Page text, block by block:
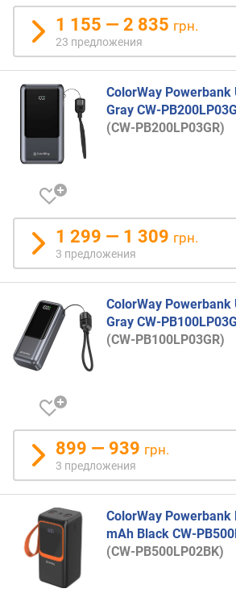
C
(
ш
т
)
B
-
(
)
к
с
.
м
н
о
с
т
ь
(
н
а
1
о
1 155 — 2 835 грн.
23 предложения
ColorWay
Gray CW-
(CW-PB200LP03GR)
1 299 — 1 309 грн.
3 предложения
ColorWay
Gray CW-
(CW-PB100LP03GR)
899 — 939 грн.
3 предложения
ColorWay
mAh Black CW-
(CW-PB500LP02BK)